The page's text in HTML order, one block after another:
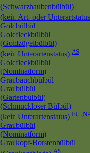
(Schwarzhaubenbülbül)
(kein Art- oder
Goldbülbül
Goldfleckbülbül
(Goldzügelbülbül)
(kein Unterartenstatus) AS
Goldfleckbülbül
(Nominatform)
Graubauchbülbül
Graubülbül
(Gartenbülbül)
(Schmuckloser Bülbül)
(kein Unterartenstatus) EU
Graubülbül
(Nominatform)
Graukopf-Borstenbülbül
AS